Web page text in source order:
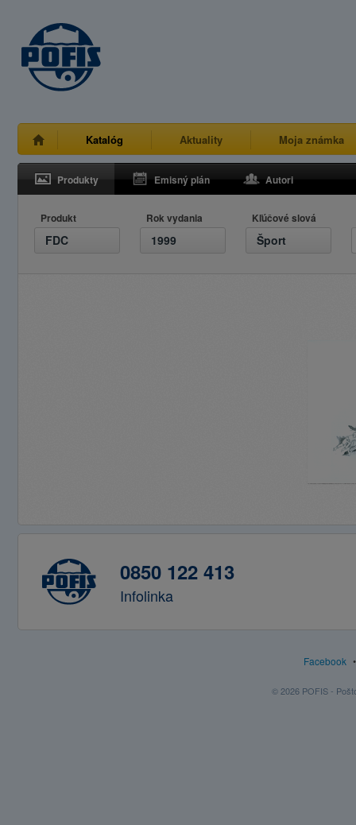
Katalóg Aktuality Moja známka
Produkty Emisný plán Autori
Produkt
FDC
Rok vydania
1999
Kľúčové slová
Šport
0850 122 413
Infolinka
Facebook
© 2026 POFIS -